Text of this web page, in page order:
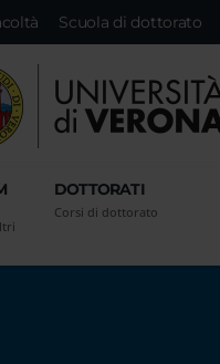
Scuola di dottorato
DOTTORATI
Corsi di dottorato